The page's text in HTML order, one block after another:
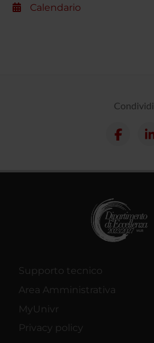
Calendario
Condividi
Supporto tecnico
Area Amministrativa
MyUnivr
Privacy policy